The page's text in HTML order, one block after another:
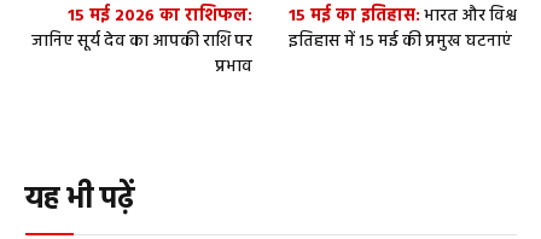
15 मई 2026 का राशिफल:
जानिए सूर्य देव का आपकी राशि पर
प्रभाव
15 मई का इतिहास:भारत और विश्व
इतिहास में 15 मई की प्रमुख घटनाएं
यह भी पढ़ें